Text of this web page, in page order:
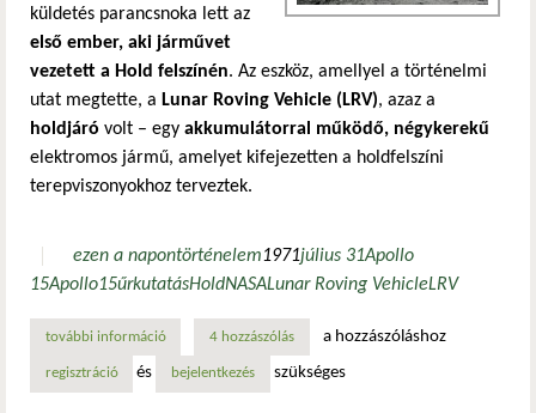
küldetés parancsnoka lett az
első ember, aki járművet
vezetett a Hold felszínén. Az eszköz, amellyel a történelmi
utat megtette, a Lunar Roving Vehicle (LRV), azaz a
holdjáró volt – egy akkumulátorral működő, négykerekű
elektromos jármű, amelyet kifejezetten a holdfelszíni
terepviszonyokhoz terveztek.
ezen a napontörténelem1971július 31Apollo
15Apollo15űrkutatásHoldNASALunar Roving VehicleLRV
további információaz első ember, aki járművet vezetett a holdon – apollo
4 hozzászólás a hozzászóláshoz
regisztráció és bejelentkezés szükséges